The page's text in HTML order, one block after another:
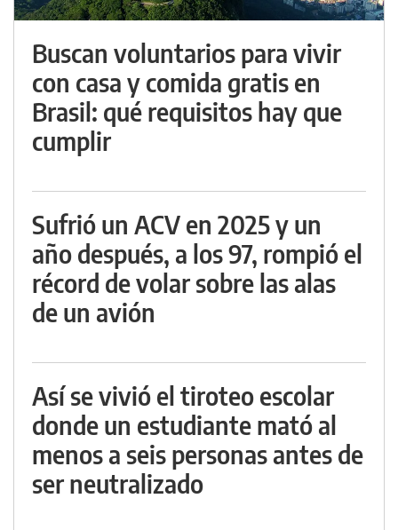
Buscan voluntarios para vivir
con casa y comida gratis en
Brasil: qué requisitos hay que
cumplir
Sufrió un ACV en 2025 y un
año después, a los 97, rompió el
récord de volar sobre las alas
de un avión
Así se vivió el tiroteo escolar
donde un estudiante mató al
menos a seis personas antes de
ser neutralizado